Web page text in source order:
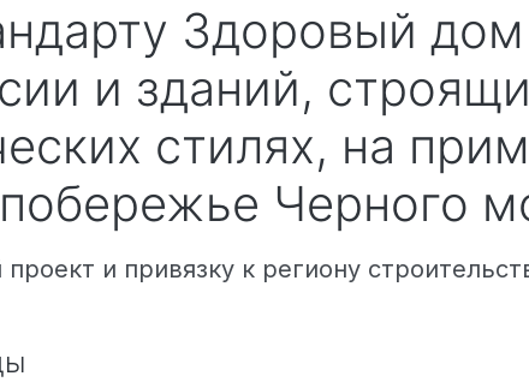
Здоровый
и зданий,
стилях, на
Черного
и привязку к региону